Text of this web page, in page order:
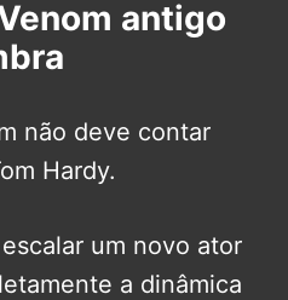
antigo
não deve contar
Hardy.
um novo ator
a dinâmica